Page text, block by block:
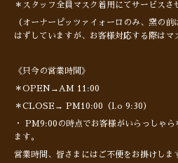
＊スタッフ全員マスク着用にてサービスさ
（オーナーピッツァイォーロのみ、窯の
はずしていますが、お客様対応する際はマ
《只今の営業時間》
＊OPEN→AM 11:00
＊CLOSE→ PM10:00（l.o 9:30）
・ PM9:00の時点でお客様がいらっしゃ
ます。
営業時間、皆さまにはご不便をお掛けしま